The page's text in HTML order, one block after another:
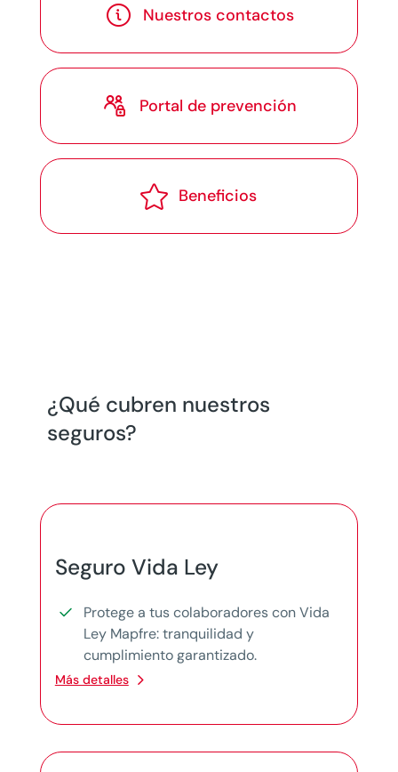
 Nuestros contactos
 Portal de prevención
 Beneficios
¿Qué cubren nuestros
seguros?
Seguro Vida Ley
Protege a tus colaboradores con Vida
Ley Mapfre: tranquilidad y
cumplimiento garantizado.
Más detalles